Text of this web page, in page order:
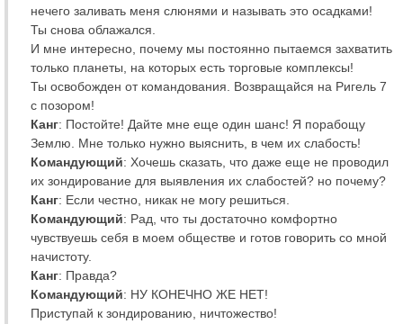
нечего заливать меня слюнями и называть это осадками!
Ты снова облажался.
И мне интересно, почему мы постоянно пытаемся захватить
только планеты, на которых есть торговые комплексы!
Ты освобожден от командования. Возвращайся на Ригель 7
с позором!
Канг: Постойте! Дайте мне еще один шанс! Я порабощу
Землю. Мне только нужно выяснить, в чем их слабость!
Командующий: Хочешь сказать, что даже еще не проводил
их зондирование для выявления их слабостей? но почему?
Канг: Если честно, никак не могу решиться.
Командующий: Рад, что ты достаточно комфортно
чувствуешь себя в моем обществе и готов говорить со мной
начистоту.
Канг: Правда?
Командующий: НУ КОНЕЧНО ЖЕ НЕТ!
Приступай к зондированию, ничтожество!